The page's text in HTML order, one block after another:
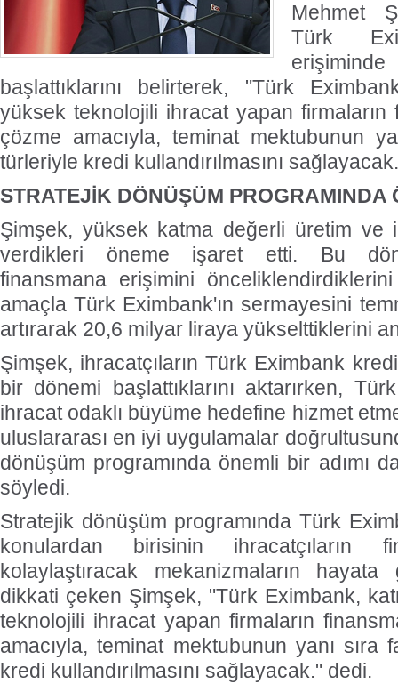
Mehmet
Türk
başlattıklarını belirterek, "Türk
yüksek teknolojili ihracat yapan firmaların
çözme amacıyla, teminat mektubunun
türleriyle kredi kullandırılmasını
STRATEJİK DÖNÜŞÜM PROGRAMINDA
Şimşek, yüksek katma değerli üretim ve
verdikleri öneme işaret etti. Bu
finansmana erişimini
amaçla Türk Eximbank'ın sermayesini
artırarak 20,6 milyar liraya yükselttiklerini
Şimşek, ihracatçıların Türk Eximbank
bir dönemi başlattıklarını aktarırken,
ihracat odaklı büyüme hedefine hizmet
uluslararası en iyi uygulamalar
dönüşüm programında önemli bir adımı
söyledi.
Stratejik dönüşüm programında Türk
konulardan birisinin ihracatçıların
kolaylaştıracak mekanizmaların
dikkati çeken Şimşek, "Türk Eximbank,
teknolojili ihracat yapan firmaların
amacıyla, teminat mektubunun yanı sıra
kredi kullandırılmasını sağlayacak." dedi.